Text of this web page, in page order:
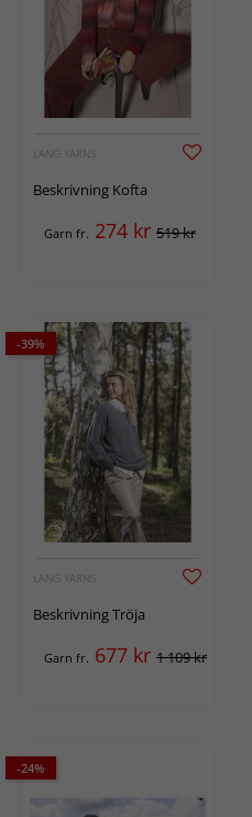
LANG YARNS
Beskrivning Kofta
Garn fr. 274 kr 519 kr
-39%
LANG YARNS
Beskrivning Tröja
Garn fr. 677 kr 1 109 kr
-24%